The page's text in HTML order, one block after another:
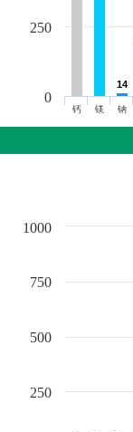
14
14
钙 镁 钠
0
250
250
500
750
1000